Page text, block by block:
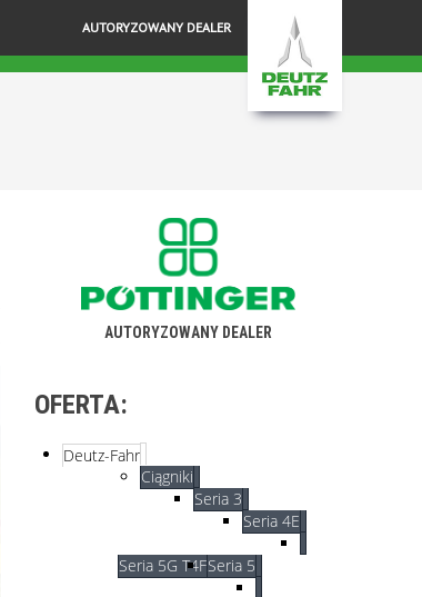
AUTORYZOWANY DEALER
AUTORYZOWANY DEALER
OFERTA:
Deutz-Fahr
Ciągniki
Seria 3
Seria 4E
Seria 5G T4FSeria 5